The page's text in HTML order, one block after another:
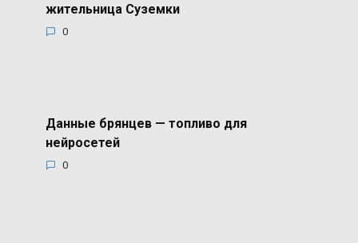
жительница Суземки
0
Данные брянцев — топливо для
нейросетей
0